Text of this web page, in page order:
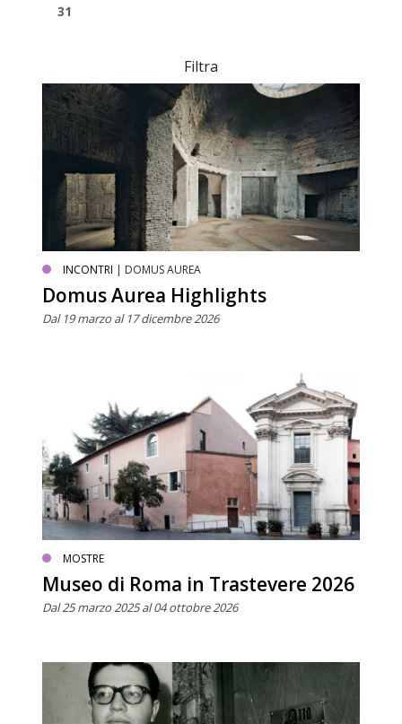
31
Filtra
INCONTRI | DOMUS AUREA
Domus Aurea Highlights
Dal 19 marzo al 17 dicembre 2026
MOSTRE
Museo di Roma in Trastevere 2026
Dal 25 marzo 2025 al 04 ottobre 2026